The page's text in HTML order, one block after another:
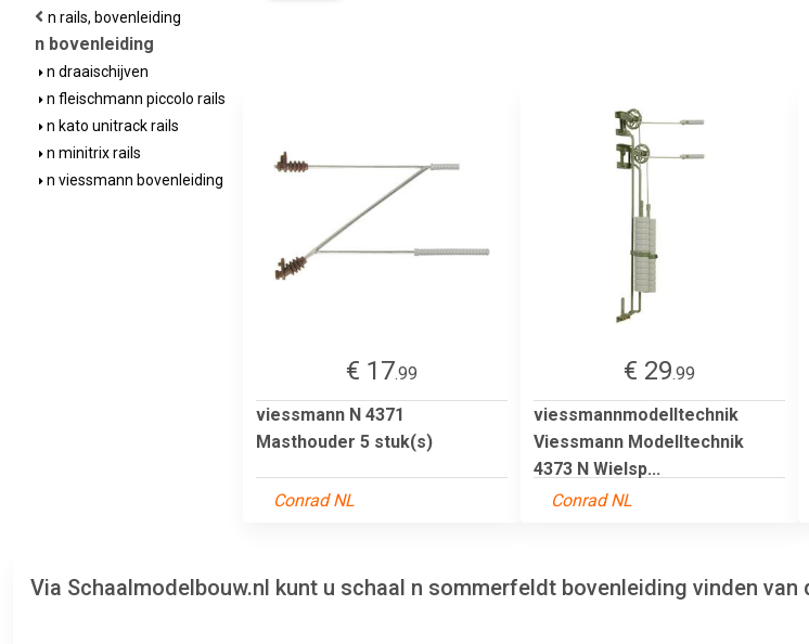
n rails, bovenleiding
n bovenleiding
n draaischijven
n fleischmann piccolo rails
n kato unitrack rails
n minitrix rails
n viessmann bovenleiding
€ 17.99
viessmann N 4371
Masthouder 5 stuk(s)
Conrad NL
€ 29.99
viessmannmodelltechnik
Viessmann Modelltechnik
4373 N Wielsp...
Conrad NL
Via Schaalmodelbouw.nl kunt u schaal n sommerfeldt bovenleiding vinden van